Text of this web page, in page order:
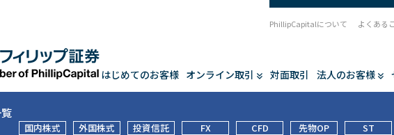
はじめてのお客様 オンライン取引 対面取引 法人のお客様
PhillipCapitalについて よくある
国内株式 外国株式 投資信託 FX CFD 先物OP ST